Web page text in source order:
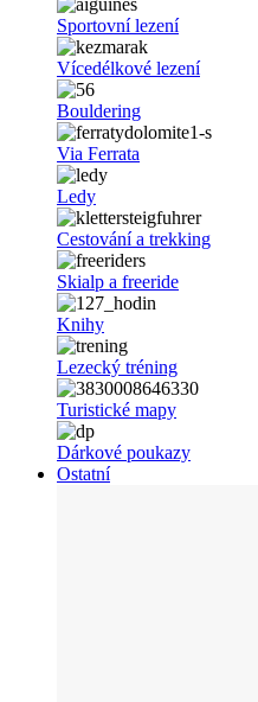
Sportovní lezení
Vícedélkové lezení
Bouldering
Via Ferrata
Ledy
Cestování a trekking
Skialp a freeride
Knihy
Lezecký tréning
Turistické mapy
Dárkové poukazy
Ostatní